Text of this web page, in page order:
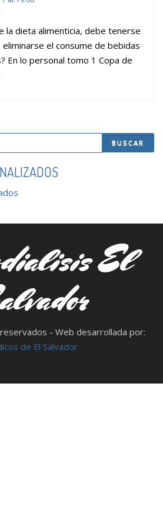
la dieta alimenticia, debe tenerse
el consume de bebidas
En lo personal tomo 1 Copa de
BUSCAR
- Web desarrollada por:
de El Salvador